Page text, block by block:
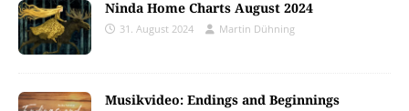
Ninda Home Charts August 2024
31. August 2024 Martin Dühning
Musikvideo: Endings and Beginnings